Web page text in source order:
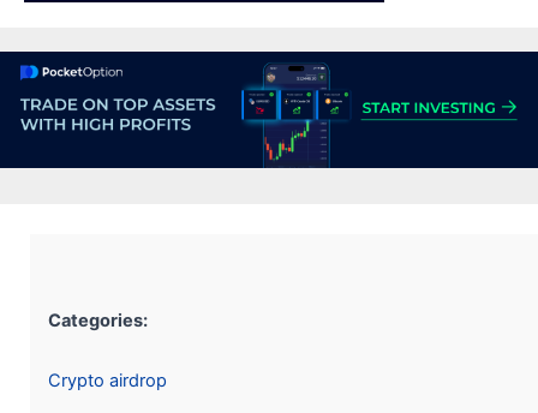
Categories:
Crypto airdrop